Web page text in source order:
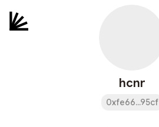
hcnr
0xfe66...95cf